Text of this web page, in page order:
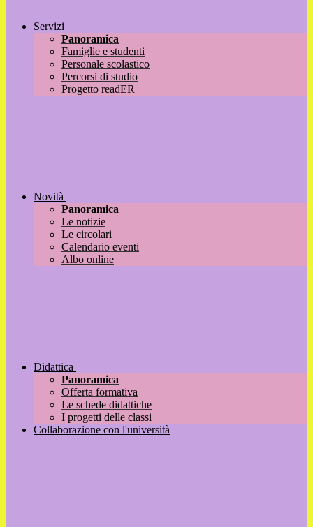
Servizi
Panoramica
Famiglie e studenti
Personale scolastico
Percorsi di studio
Progetto readER
Novità
Panoramica
Le notizie
Le circolari
Calendario eventi
Albo online
Didattica
Panoramica
Offerta formativa
Le schede didattiche
I progetti delle classi
Collaborazione con l'università